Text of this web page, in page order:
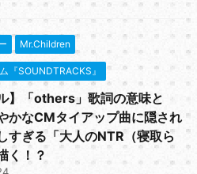
Mr.Children
『SOUNDTRACKS』
】「others」歌詞の意味と
かなCMタイアップ曲に隠され
すぎる「大人のNTR（寝取ら
く！？